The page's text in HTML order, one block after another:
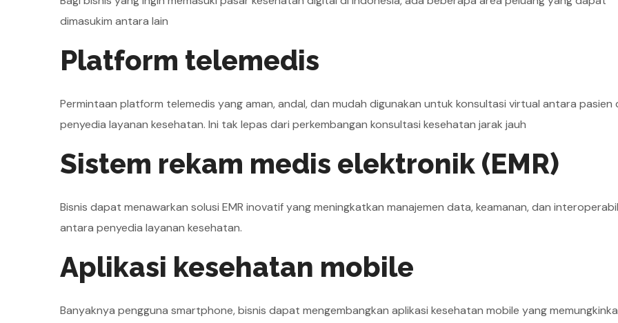
dimasukim antara lain
Platform telemedis
Permintaan platform telemedis yang aman, andal, dan mudah digunakan untuk konsultasi virtual antara pasien
penyedia layanan kesehatan. Ini tak lepas dari perkembangan konsultasi kesehatan jarak jauh
Sistem rekam medis elektronik (EMR)
Bisnis dapat menawarkan solusi EMR inovatif yang meningkatkan manajemen data, keamanan, dan
antara penyedia layanan kesehatan.
Aplikasi kesehatan mobile
Banyaknya pengguna smartphone, bisnis dapat mengembangkan aplikasi kesehatan mobile yang